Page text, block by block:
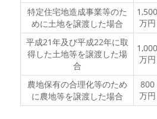
特定住宅地造成事業等のた
めに土地を譲渡した場合
1,500
万円
平成21年及び平成22年に取
得した土地等を譲渡した場
合
1,000
万円
農地保有の合理化等のため
に農地等を譲渡した場合
800
万円